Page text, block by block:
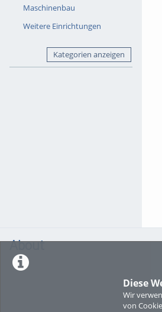
Diese
Wir
von
Maschinenbau
Weitere Einrichtungen
Kategorien anzeigen
About